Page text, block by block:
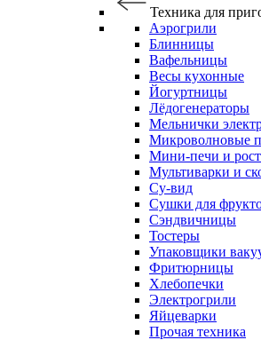
Техника для
Аэрогрили
Блинницы
Вафельницы
Весы кухонные
Йогуртницы
Лёдогенераторы
Мельнички
Микроволновые
Мини-печи и
Мультиварки и
Су-вид
Сушки для
Сэндвичницы
Тостеры
Упаковщики
Фритюрницы
Хлебопечки
Электрогрили
Яйцеварки
Прочая техника